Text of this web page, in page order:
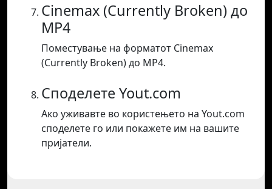
Cinemax (Currently Broken) до
MP4
Поместување на форматот Cinemax
(Currently Broken) до MP4.
Споделете Yout.com
Ако уживавте во користењето на Yout.com
споделете го или покажете им на вашите
пријатели.